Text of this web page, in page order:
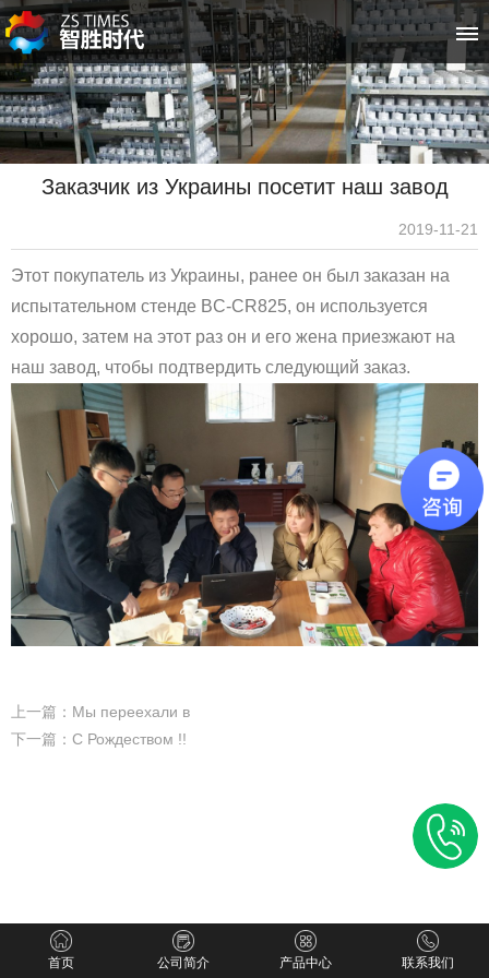
首页
关于智胜时代
空压机系列
冷水机系列
客户案例
新闻资讯
售后服务
联系我们
Заказчик из Украины посетит наш завод
2019-11-21
Этот покупатель из Украины, ранее он был заказан на
испытательном стенде BC-CR825, он используется
хорошо, затем на этот раз он и его жена приезжают на
наш завод, чтобы подтвердить следующий заказ.
上一篇：Мы переехали в
下一篇：С Рождеством !!
首页 公司简介 产品中心 联系我们